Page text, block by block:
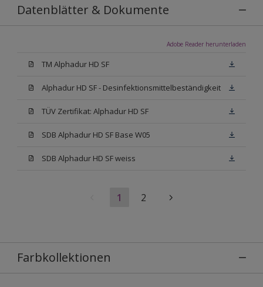
Datenblätter & Dokumente
Adobe Reader herunterladen
TM Alphadur HD SF
Alphadur HD SF - Desinfektionsmittelbeständigkeit
TÜV Zertifikat: Alphadur HD SF
SDB Alphadur HD SF Base W05
SDB Alphadur HD SF weiss
1 2
Farbkollektionen